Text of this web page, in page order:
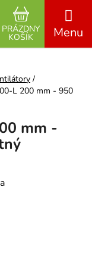
NÁKUPNÝ
PRÁZDNY
KOŠÍK
/
L 200 mm - 950
mm -
hviezdičiek.